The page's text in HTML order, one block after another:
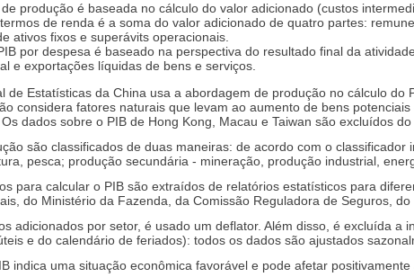
produção é baseada no cálculo do valor adicionado (custos
de renda é a soma do valor adicionado de quatro partes:
ativos fixos e superávits operacionais.
por despesa é baseado na perspectiva do resultado final da
e exportações líquidas de bens e serviços.
de Estatísticas da China usa a abordagem de produção no cálculo
considera fatores naturais que levam ao aumento de bens
dados sobre o PIB de Hong Kong, Macau e Taiwan são excluídos do
são classificados de duas maneiras: de acordo com o
pesca; produção secundária - mineração, produção industrial,
para calcular o PIB são extraídos de relatórios estatísticos para
do Ministério da Fazenda, da Comissão Reguladora de Seguros, do
adicionados por setor, é usado um deflator. Além disso, é excluída
e do calendário de feriados): todos os dados são ajustados
indica uma situação econômica favorável e pode afetar positivamente